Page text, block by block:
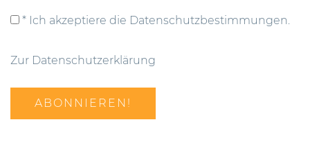
* Ich akzeptiere die Datenschutzbestimmungen.
Zur Datenschutzerklärung